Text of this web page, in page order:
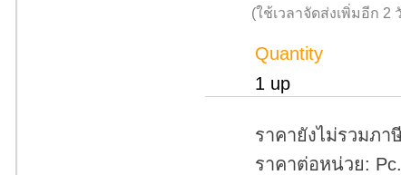
(ใช้เวลาจัดส่งเพิ่มอีก 2
Quantity
1 up
ราคายังไม่รวมภา
ราคาต่อหน่วย: Pc.